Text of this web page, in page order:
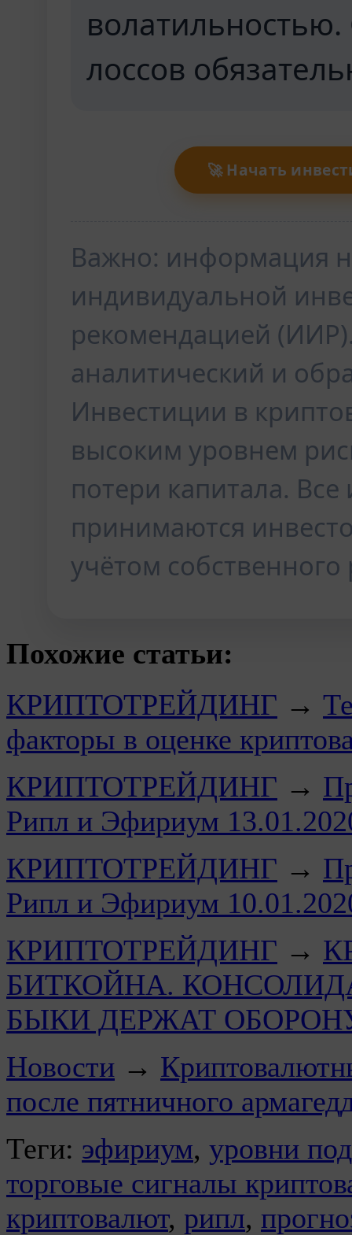
лоссов
🚀 Начать
Важно: информация
индивидуальной
рекомендацией
аналитический и
Инвестиции в
высоким уровнем
потери капитала.
принимаются
учётом
Похожие статьи:
КРИПТОТРЕЙДИНГ →
факторы в оценке
КРИПТОТРЕЙДИНГ →
Рипл и Эфириум
КРИПТОТРЕЙДИНГ →
Рипл и Эфириум
КРИПТОТРЕЙДИНГ →
БИТКОЙНА.
БЫКИ ДЕРЖАТ
Новости →
после пятничного
Теги: эфириум, уровни
торговые сигналы
криптовалют, рипл,